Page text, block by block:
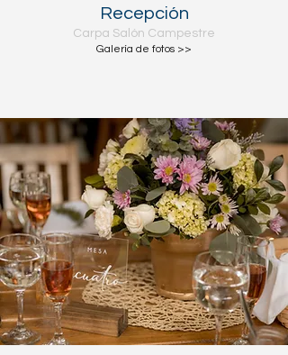
Recepción
Carpa Salón Campestre
Galería de fotos >>